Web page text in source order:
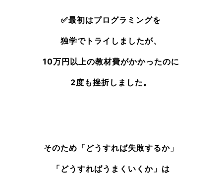
✅最初はプログラミングを
独学でトライしましたが、
10万円以上の教材費がかかったのに
2度も挫折しました。
そのため「どうすれば失敗するか」
「どうすればうまくいくか」は